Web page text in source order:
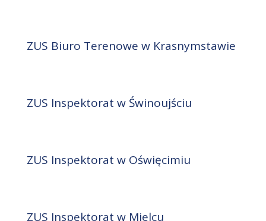
ZUS Biuro Terenowe w Krasnymstawie
ZUS Inspektorat w Świnoujściu
ZUS Inspektorat w Oświęcimiu
ZUS Inspektorat w Mielcu